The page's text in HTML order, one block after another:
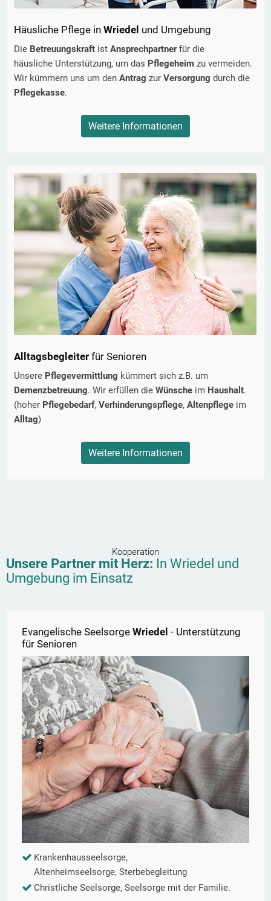
Häusliche Pflege in Wriedel und Umgebung
Die Betreuungskraft ist Ansprechpartnerfür die
häusliche Unterstützung, um das Pflegeheim zu vermeiden.
Wir kümmern uns um den Antrag zur Versorgung durch die
Pflegekasse.
Weitere Informationen
Alltagsbegleiter für Senioren
Unsere Pflegevermittlung kümmert sich z.B. um
Demenzbetreuung. Wir erfüllen die Wünsche im Haushalt.
(hoher Pflegebedarf, Verhinderungspflege, Altenpflege im
Alltag)
Weitere Informationen
Kooperation
Unsere Partner mit Herz: In Wriedel und
Umgebung im Einsatz
Evangelische Seelsorge Wriedel - Unterstützung
für Senioren
Krankenhausseelsorge,
Altenheimseelsorge, Sterbebegleitung
Christliche Seelsorge, Seelsorge mit der Familie.